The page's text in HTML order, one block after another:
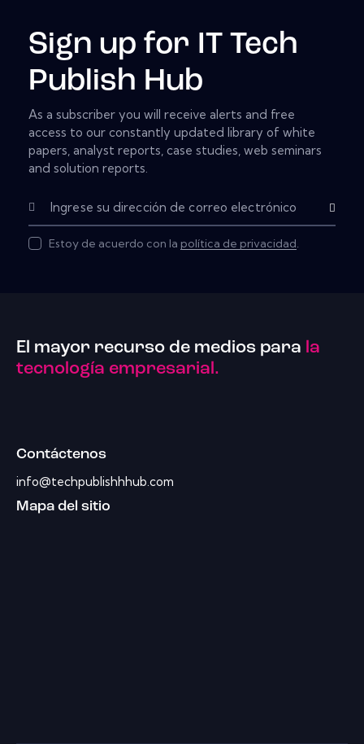
Sign up for IT Tech
Publish Hub
As a subscriber you will receive alerts and free
access to our constantly updated library of white
papers, analyst reports, case studies, web seminars
and solution reports.
Subscribe
Estoy de acuerdo con la política de privacidad.
El mayor recurso de medios para la
tecnología empresarial.
Contáctenos
info@techpublishhhub.com
Mapa del sitio